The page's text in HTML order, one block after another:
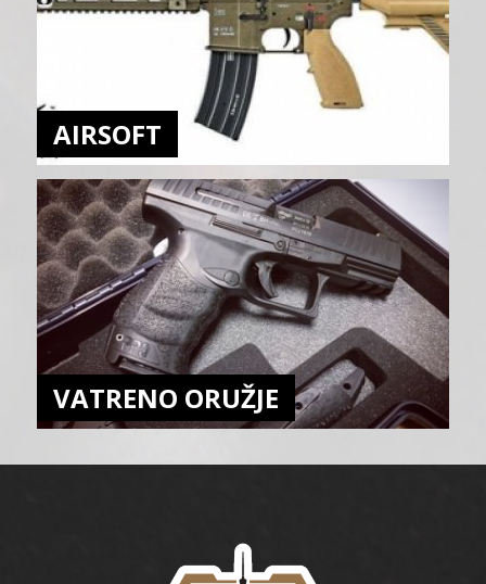
AIRSOFT
VATRENO ORUŽJE